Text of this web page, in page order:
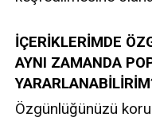
İÇERİKLERİMDE
AYNI ZAMANDA
Özgünlüğünüzü